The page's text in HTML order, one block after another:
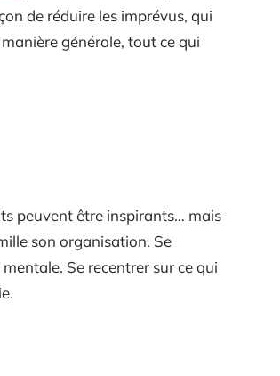
de réduire les imprévus, qui
générale, tout ce qui
peuvent être inspirants… mais
son organisation. Se
Se recentrer sur ce qui